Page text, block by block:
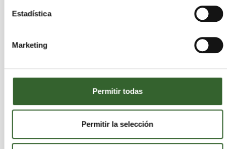
Estadística
Marketing
Permitir todas
Permitir la selección
Textiles, Toner, VFU, Vidrio, Papel
GESTORA DE RESIDUOS 2010,
S.L. (EUROPEA CRT)
Cartagena | Trabaja enMurcia
Actividades que desarrollan:Recuperación,
Almacenamiento